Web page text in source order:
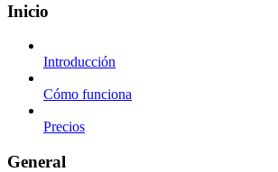
Inicio
Introducción
Cómo funciona
Precios
General